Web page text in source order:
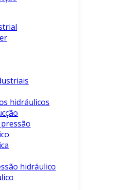
hidráulicos
hidráulico